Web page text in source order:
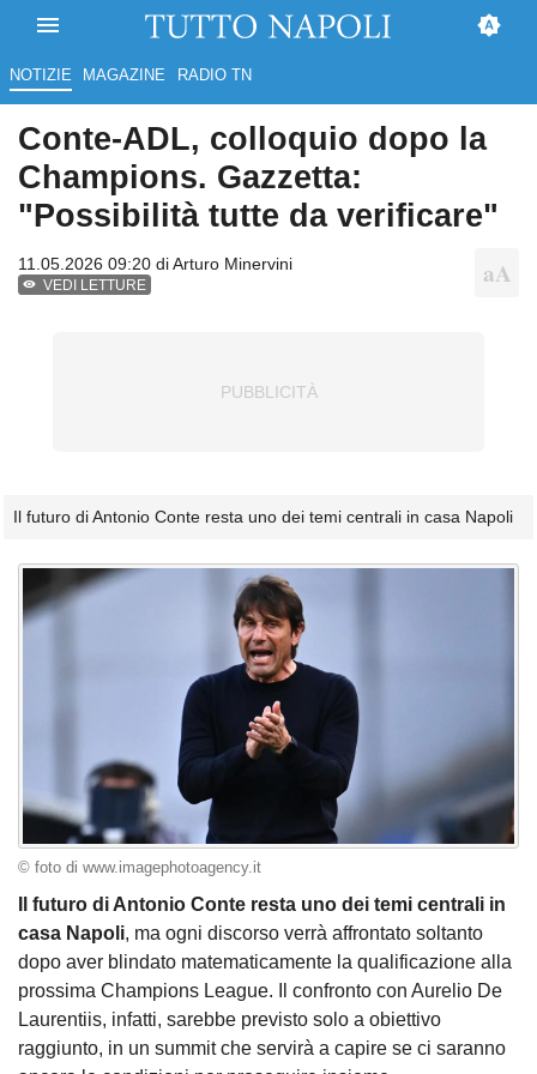
NOTIZIE MAGAZINE RADIO TN
Conte-ADL, colloquio dopo la
Champions. Gazzetta:
"Possibilità tutte da verificare"
11.05.2026 09:20 diArturo Minervini
VEDI LETTURE
Il futuro di Antonio Conte resta uno dei temi centrali in casa Napoli
© foto di www.imagephotoagency.it
Il futuro di Antonio Conte resta uno dei temi centrali in
casa Napoli, ma ogni discorso verrà affrontato soltanto
dopo aver blindato matematicamente la qualificazione alla
prossima Champions League. Il confronto con Aurelio De
Laurentiis, infatti, sarebbe previsto solo a obiettivo
raggiunto, in un summit che servirà a capire se ci saranno